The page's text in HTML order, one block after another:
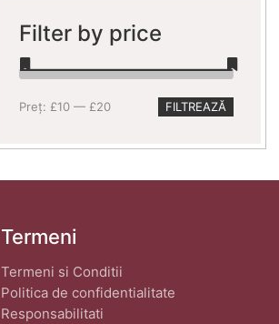
Filter by price
Preț
Preț
FILTREAZĂ
Preț: £10 — £20
Termeni
Termeni si Conditii
Politica de confidentialitate
Responsabilitati